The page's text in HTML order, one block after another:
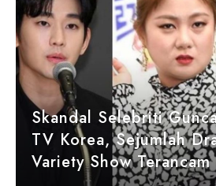
Skandal Selebriti
TV Korea, Sejumlah
Variety Show